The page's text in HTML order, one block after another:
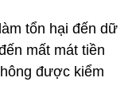
tổn hại đến dữ
mất mát tiền
được kiểm